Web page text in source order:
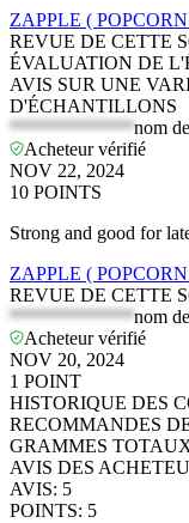
ZAPPLE (
REVUE DE CETTE
ÉVALUATION DE
AVIS SUR UNE
D'ÉCHANTILLONS
*************nom
Acheteur vérifié
NOV 22, 2024
10 POINTS
Strong and good for
ZAPPLE (
REVUE DE CETTE
*************nom
Acheteur vérifié
NOV 20, 2024
1 POINT
HISTORIQUE DES
RECOMMANDES
GRAMMES
AVIS DES
AVIS: 5
POINTS: 5